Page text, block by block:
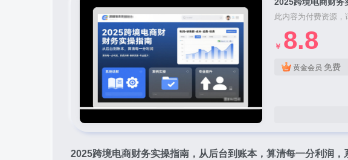
此内容为付费资源，
￥ 8.8
黄金会员 免费
2025跨境电商财务实操指南，从后台到账本，算清每一分利润，